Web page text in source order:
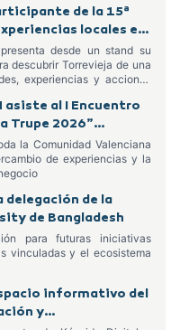
de la 15ª
locales en
desde un stand su
descubrir Torrevieja de una
experiencias y acciones
asiste al I Encuentro
Trupe 2026”
la Comunidad Valenciana
de experiencias y la
delegación de la
de Bangladesh
para futuras iniciativas
vinculadas y el ecosistema
informativo del
y